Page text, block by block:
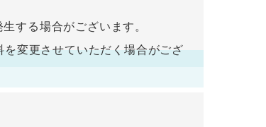
致します。ご入金確認後の商品手
する場合がございます。
変更させていただく場合がござ